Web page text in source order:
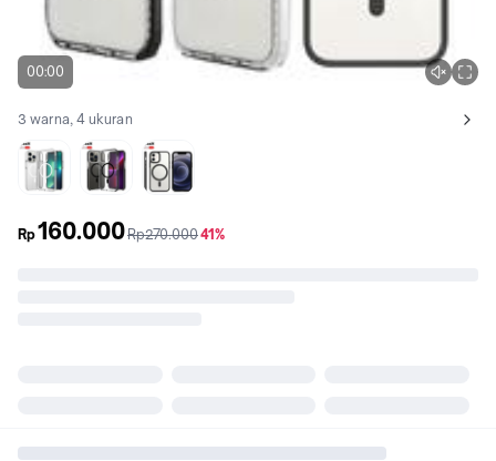
00:00
Lihat semua variant:
3 warna, 4 ukuran
TR+WHITETR+BLACKBLACK
Rp160.000sebelum
Rp270.000diskon
41%